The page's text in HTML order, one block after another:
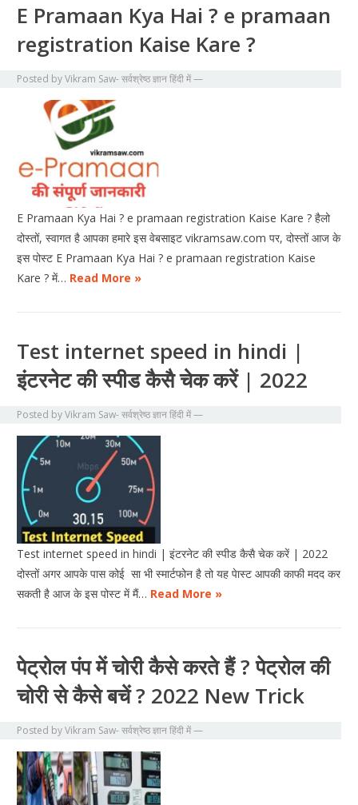
E Pramaan Kya Hai ? e pramaan
registration Kaise Kare ?
Posted byVikram Saw- सर्वश्रेष्ठ ज्ञान हिंदी में—
E Pramaan Kya Hai ? e pramaan registration Kaise Kare ? हैलो
दोस्तों, स्वागत है आपका हमारे इस वेबसाइट vikramsaw.com पर, दोस्तों आज के
इस पोस्ट E Pramaan Kya Hai ? e pramaan registration Kaise
Kare ? में… Read More »
Test internet speed in hindi |
इंटरनेट की स्पीड कैसै चेक करें | 2022
Posted byVikram Saw- सर्वश्रेष्ठ ज्ञान हिंदी में—
Test internet speed in hindi | इंटरनेट की स्पीड कैसै चेक करें | 2022
दोस्तों अगर आपके पास कोई सा भी स्मार्टफोन है तो यह पेास्ट आपकी काफी मदद कर
सकती है आज के इस पोस्ट में मैं… Read More »
पेट्रोल पंप में चोरी कैसे करते हैं ? पेट्रोल की
चोरी से कैसे बचें ? 2022 New Trick
Posted byVikram Saw- सर्वश्रेष्ठ ज्ञान हिंदी में—